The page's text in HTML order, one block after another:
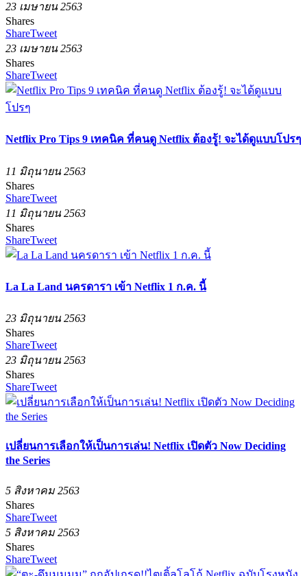
23 เมษายน 2563
Shares
ShareTweet
23 เมษายน 2563
Shares
ShareTweet
Netflix Pro Tips 9 เทคนิค ที่คนดู Netflix ต้องรู้! จะได้ดูแบบโปรๆ
11 มิถุนายน 2563
Shares
ShareTweet
11 มิถุนายน 2563
Shares
ShareTweet
La La Land นครดารา เข้า Netflix 1 ก.ค. นี้
23 มิถุนายน 2563
Shares
ShareTweet
23 มิถุนายน 2563
Shares
ShareTweet
เปลี่ยนการเลือกให้เป็นการเล่น! Netflix เปิดตัว Now Deciding
the Series
5 สิงหาคม 2563
Shares
ShareTweet
5 สิงหาคม 2563
Shares
ShareTweet